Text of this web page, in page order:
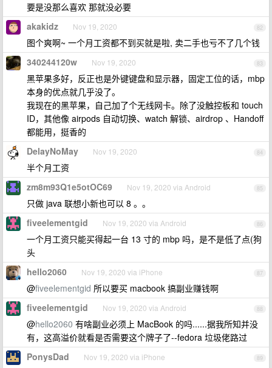
要是没那么喜欢 那就没必要
82
akakidz Nov 19, 2020
图个爽啊~ 一个月工资都不到买就是啦, 卖二手也亏不了几个钱
83
340244120w Nov 19, 2020
黑苹果多好，反正也是外键键盘和显示器，固定工位的话，mbp
本身的优点就几乎没了。
我现在的黑苹果，自己加了个无线网卡。除了没触控板和 touch
ID，其他像 airpods 自动切换、watch 解锁、airdrop 、Handoff
都能用，挺香的
84
DelayNoMay Nov 19, 2020
半个月工资
85
zm8m93Q1e5otOC69 Nov 19, 2020 via Android
只做 java 联想小新也可以 8 。。
86
fiveelementgid Nov 19, 2020 via Android
一个月工资只能买得起一台 13 寸的 mbp 吗，是不是低了点(狗
头
87
hello2060 Nov 19, 2020 via iPhone
@fiveelementgid 所以要买 macbook 搞副业赚钱啊
88
fiveelementgid Nov 19, 2020 via Android
@hello2060 有啥副业必须上 MacBook 的吗......据我所知并没
有，这高溢价就看是否需要这个牌子了--fedora 垃圾佬路过
89
PonysDad Nov 19, 2020 via iPhone